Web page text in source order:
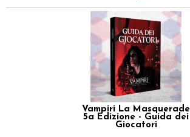
Vampiri La Masquerade
5a Edizione - Guida dei
Giocatori